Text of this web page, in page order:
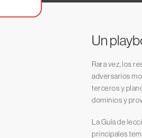
Un
Rara vez, los
adversarios
terceros y
dominios y
La Guía de
principales